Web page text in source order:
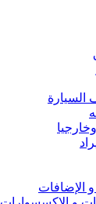
السيارة
و الإضافات